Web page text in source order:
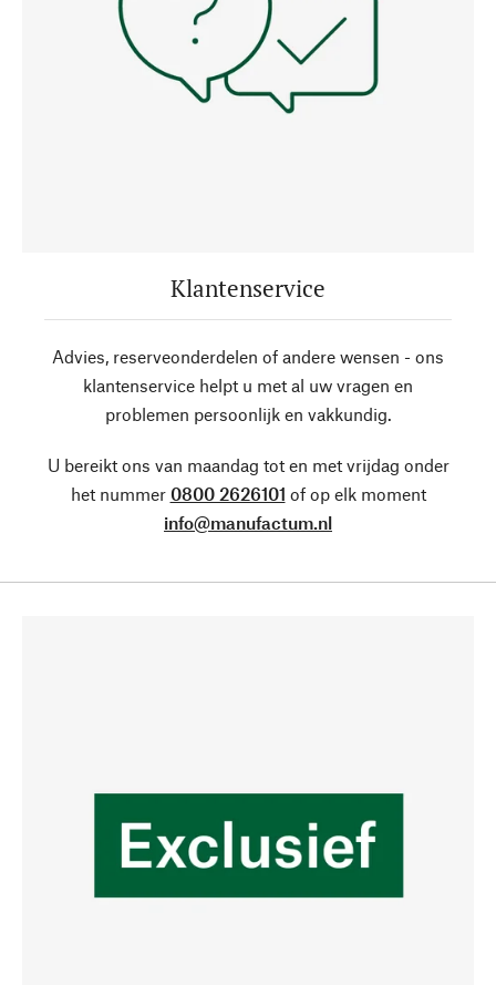
Klantenservice
Advies, reserveonderdelen of andere wensen - ons
klantenservice helpt u met al uw vragen en
problemen persoonlijk en vakkundig.
U bereikt ons van maandag tot en met vrijdag onder
het nummer 0800 2626101 of op elk moment
info@manufactum.nl